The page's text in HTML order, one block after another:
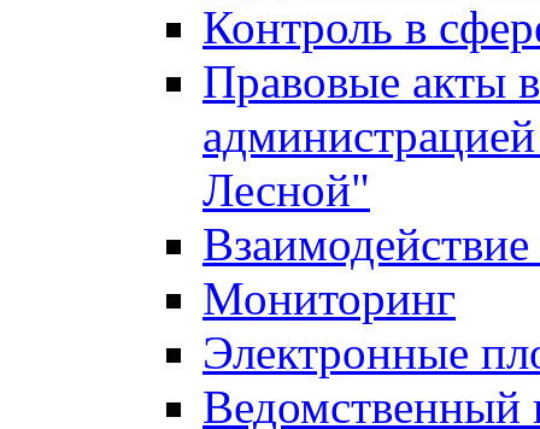
Контроль в
Правовые акты
Лесной"
Мониторинг
Электронные
Ведомственный